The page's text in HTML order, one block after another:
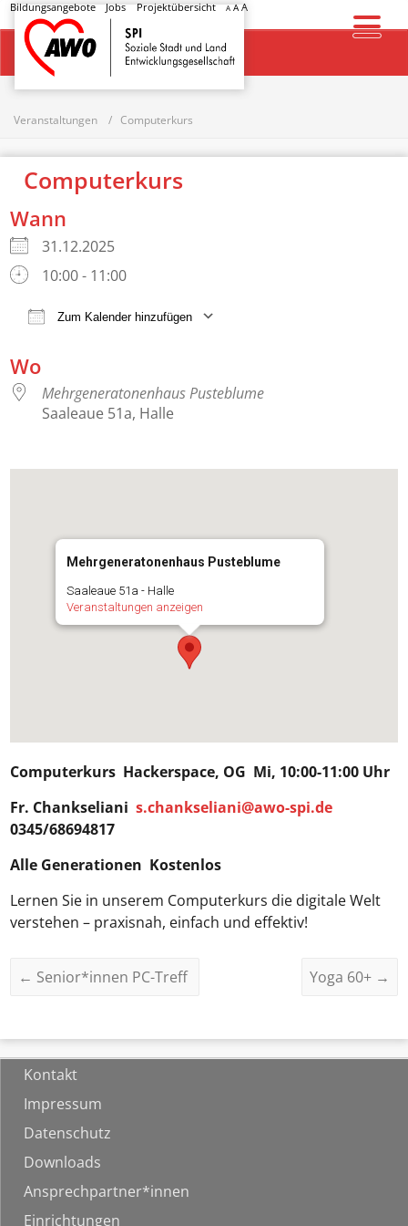
Bildungsangebote Jobs Projektübersicht A AA
Startseite
Veranstaltungen Computerkurs
Computerkurs
Wann
31.12.2025
10:00 - 11:00
Zum Kalender hinzufügen
Wo
Mehrgeneratonenhaus Pusteblume
Saaleaue 51a, Halle
Mehrgeneratonenhaus Pusteblume
Saaleaue 51a - Halle
Veranstaltungen anzeigen
Computerkurs Hackerspace, OG Mi, 10:00-11:00 Uhr
Fr. Chankselianis.chankseliani@awo-spi.de
0345/68694817
Alle Generationen Kostenlos
Lernen Sie in unserem Computerkurs die digitale Welt
verstehen – praxisnah, einfach und effektiv!
← Senior*innen PC-Treff Yoga 60+ →
Kontakt
Impressum
Datenschutz
Downloads
Ansprechpartner*innen
Einrichtungen